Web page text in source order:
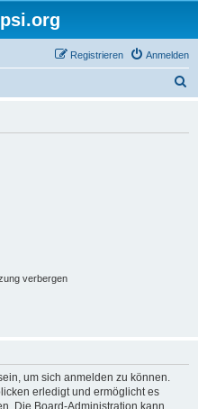
Anmelden
Registrieren
verbergen
um sich anmelden zu können.
erledigt und ermöglicht es
Die Board-Administration kann